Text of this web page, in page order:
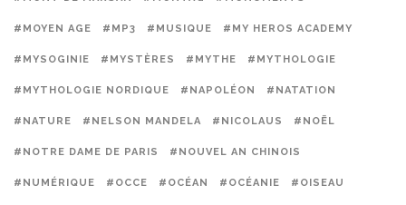
#MOYEN AGE #MP3 #MUSIQUE #MY HEROS ACADEMY
#MYSOGINIE #MYSTÈRES #MYTHE #MYTHOLOGIE
#MYTHOLOGIE NORDIQUE #NAPOLÉON #NATATION
#NATURE #NELSON MANDELA #NICOLAUS #NOËL
#NOTRE DAME DE PARIS #NOUVEL AN CHINOIS
#NUMÉRIQUE #OCCE #OCÉAN #OCÉANIE #OISEAU